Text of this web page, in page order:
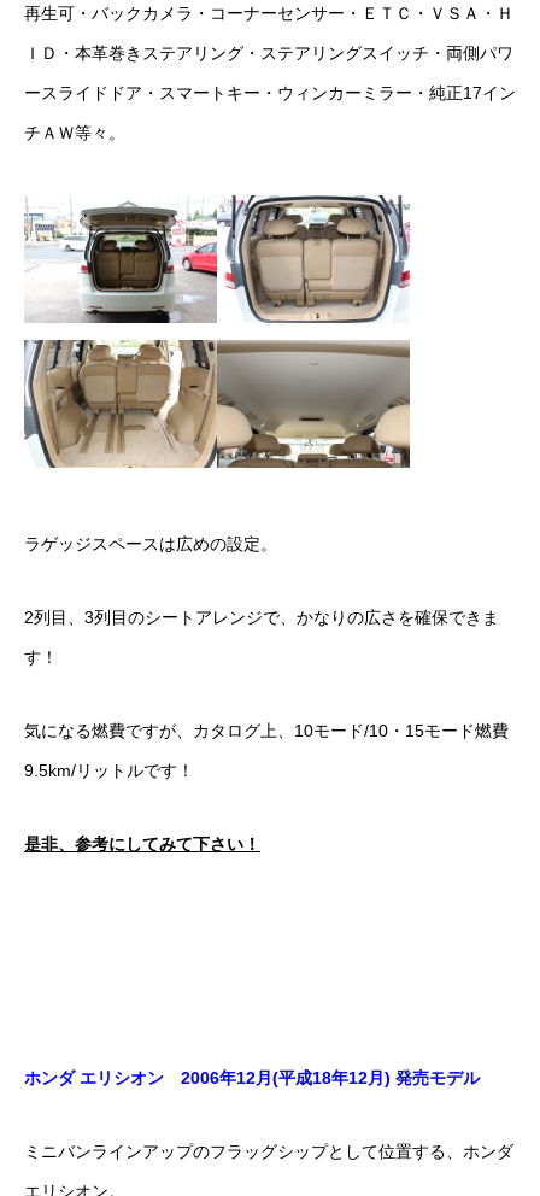
再生可・バックカメラ・コーナーセンサー・ＥＴＣ・ＶＳＡ・Ｈ
ＩＤ・本革巻きステアリング・ステアリングスイッチ・両側パワ
ースライドドア・スマートキー・ウィンカーミラー・純正17イン
チＡＷ等々。
ラゲッジスペースは広めの設定。
2列目、3列目のシートアレンジで、かなりの広さを確保できま
す！
気になる燃費ですが、カタログ上、10モード/10・15モード燃費
9.5km/リットルです！
是非、参考にしてみて下さい！
ホンダ エリシオン 2006年12月(平成18年12月) 発売モデル
ミニバンラインアップのフラッグシップとして位置する、ホンダ
エリシオン。